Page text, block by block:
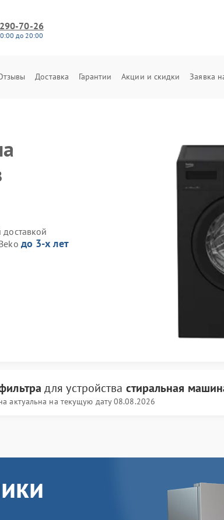
70-26
до 20:00
Доставка Гарантии Акции и скидки Заявка
до 3-х лет
для устройства стиральная
актуальна на текущую дату 08.08.2026